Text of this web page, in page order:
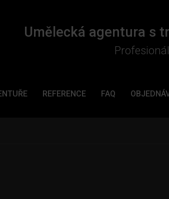
Umělecká agentura s
REFERENCE FAQ